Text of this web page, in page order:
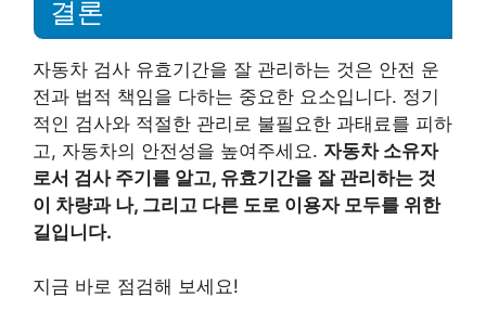
결론
자동차 검사 유효기간을 잘 관리하는 것은 안전 운
전과 법적 책임을 다하는 중요한 요소입니다. 정기
적인 검사와 적절한 관리로 불필요한 과태료를 피하
고, 자동차의 안전성을 높여주세요. 자동차 소유자
로서 검사 주기를 알고, 유효기간을 잘 관리하는 것
이 차량과 나, 그리고 다른 도로 이용자 모두를 위한
길입니다.
지금 바로 점검해 보세요!